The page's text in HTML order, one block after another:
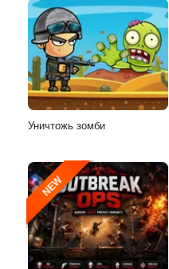
Уничтожь зомби
NEW